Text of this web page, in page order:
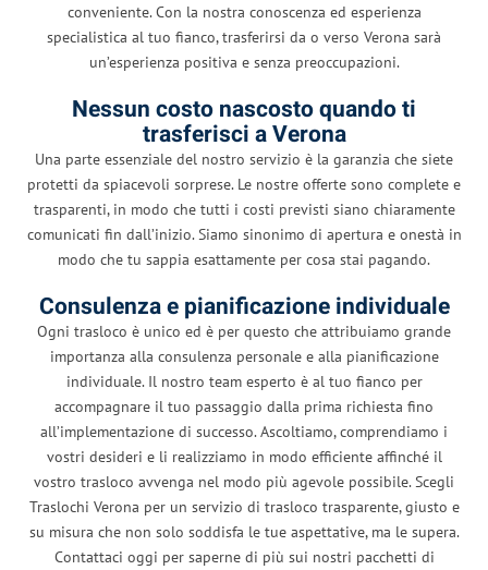
conveniente. Con la nostra conoscenza ed esperienza
specialistica al tuo fianco, trasferirsi da o verso Verona sarà
un’esperienza positiva e senza preoccupazioni.
Nessun costo nascosto quando ti
trasferisci a Verona
Una parte essenziale del nostro servizio è la garanzia che siete
protetti da spiacevoli sorprese. Le nostre offerte sono complete e
trasparenti, in modo che tutti i costi previsti siano chiaramente
comunicati fin dall’inizio. Siamo sinonimo di apertura e onestà in
modo che tu sappia esattamente per cosa stai pagando.
Consulenza e pianificazione individuale
Ogni trasloco è unico ed è per questo che attribuiamo grande
importanza alla consulenza personale e alla pianificazione
individuale. Il nostro team esperto è al tuo fianco per
accompagnare il tuo passaggio dalla prima richiesta fino
all’implementazione di successo. Ascoltiamo, comprendiamo i
vostri desideri e li realizziamo in modo efficiente affinché il
vostro trasloco avvenga nel modo più agevole possibile. Scegli
Traslochi Verona per un servizio di trasloco trasparente, giusto e
su misura che non solo soddisfa le tue aspettative, ma le supera.
Contattaci oggi per saperne di più sui nostri pacchetti di